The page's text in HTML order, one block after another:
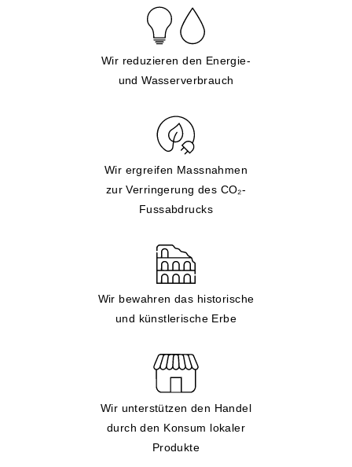
Wir reduzieren den Energie-
und Wasserverbrauch
Wir ergreifen Massnahmen
zur Verringerung des CO₂-
Fussabdrucks
Wir bewahren das historische
und künstlerische Erbe
Wir unterstützen den Handel
durch den Konsum lokaler
Produkte